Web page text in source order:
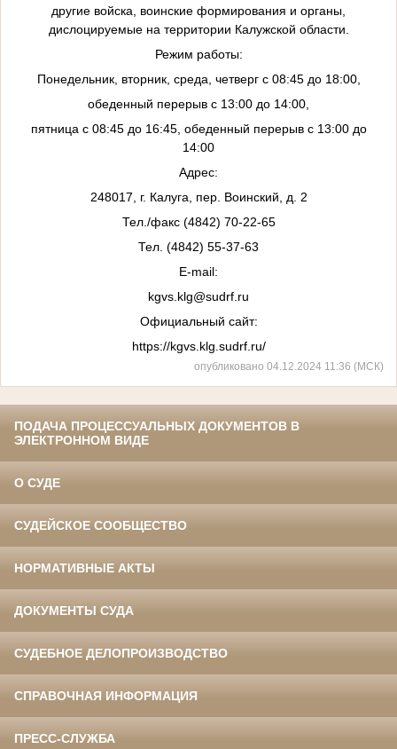
другие войска, воинские формирования и органы,
дислоцируемые на территории Калужской области.
Режим работы:
Понедельник, вторник, среда, четверг с 08:45 до 18:00,
обеденный перерыв с 13:00 до 14:00,
пятница с 08:45 до 16:45, обеденный перерыв с 13:00 до
14:00
Адрес:
248017, г. Калуга, пер. Воинский, д. 2
Тел./факс (4842) 70-22-65
Тел. (4842) 55-37-63
E-mail:
kgvs.klg@sudrf.ru
Официальный сайт:
https://kgvs.klg.sudrf.ru/
опубликовано 04.12.2024 11:36 (МСК)
ПОДАЧА ПРОЦЕССУАЛЬНЫХ ДОКУМЕНТОВ В
ЭЛЕКТРОННОМ ВИДЕ
О СУДЕ
СУДЕЙСКОЕ СООБЩЕСТВО
НОРМАТИВНЫЕ АКТЫ
ДОКУМЕНТЫ СУДА
СУДЕБНОЕ ДЕЛОПРОИЗВОДСТВО
СПРАВОЧНАЯ ИНФОРМАЦИЯ
ПРЕСС-СЛУЖБА